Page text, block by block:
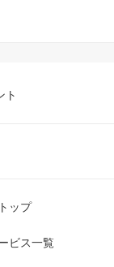
ト
ップ
ビス一覧